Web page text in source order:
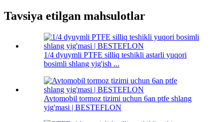
Tavsiya etilgan mahsulotlar
1/4 dyuymli PTFE silliq teshikli astarli yuqori
bosimli shlang yig'ish ...
Avtomobil tormoz tizimi uchun 6an ptfe shlang
yig'masi | BESTEFLON